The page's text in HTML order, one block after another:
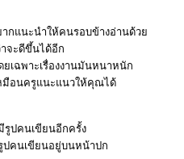
ากแนะนำให้คนรอบข้างอ่านด้ว
จะดีขึ้นได้อีก
เฉพาะเรื่องงานมันหนาหนัก
มือนครูแนะแนวให้คุณได้
ปคนเขียนอีกครั้ง
ปคนเขียนอยู่บนหน้าปก